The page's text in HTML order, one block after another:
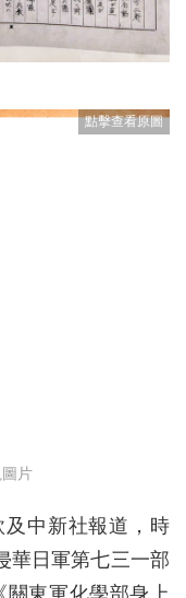
片
中新社報道，時
華日軍第七三一部
關東軍化學部身上